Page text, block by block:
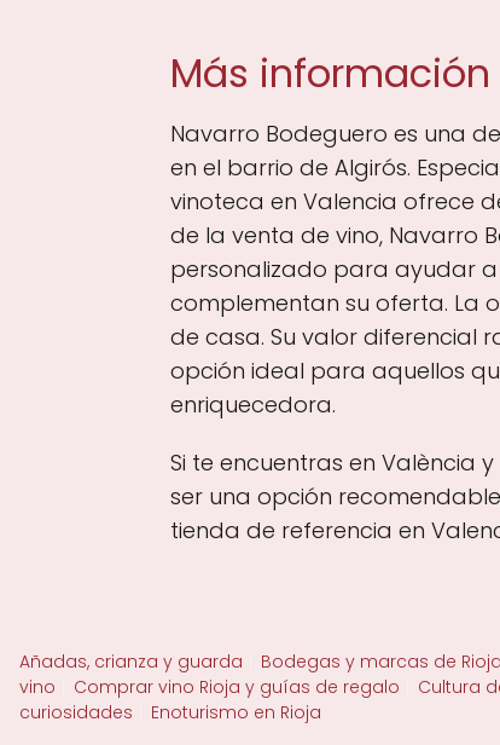
Más información
Navarro Bodeguero es una
en el barrio de Algirós.
vinoteca en Valencia ofrece
de la venta de vino, Navarro
personalizado para ayudar
complementan su oferta. La
de casa. Su valor diferencial
opción ideal para aquellos
enriquecedora.
Si te encuentras en València
ser una opción
tienda de referencia en
Añadas, crianza y guarda Bodegas y marcas de Rioja
vino
Comprar vino Rioja y guías de regalo
Cultura
curiosidades
Enoturismo en Rioja